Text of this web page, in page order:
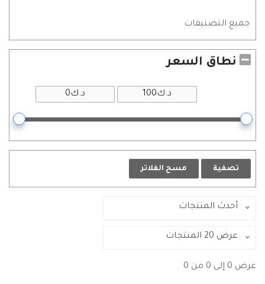
جميع التصنيفات
نطاق السعر
تصفية مسح الفلاتر
أحدث المنتجات
عرض 20 المنتجات
عرض 0 إلى 0 من 0